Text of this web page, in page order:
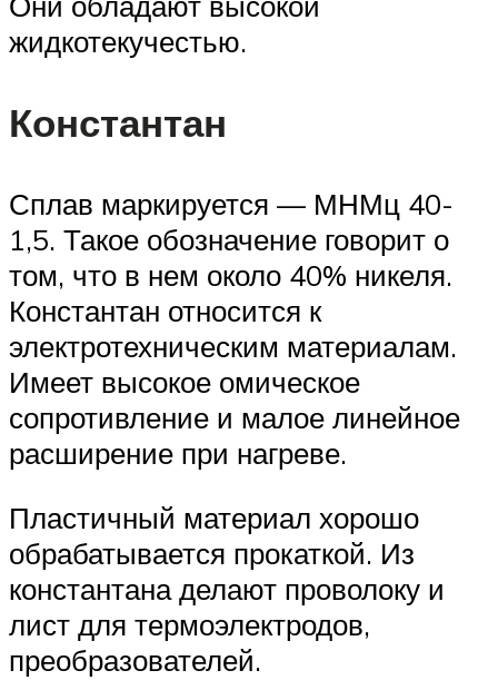
жидкотекучестью.
Константан
Сплав маркируется — МНМц 40-
1,5. Такое обозначение говорит о
том, что в нем около 40% никеля.
Константан относится к
электротехническим материалам.
Имеет высокое омическое
сопротивление и малое линейное
расширение при нагреве.
Пластичный материал хорошо
обрабатывается прокаткой. Из
константана делают проволоку и
лист для термоэлектродов,
преобразователей.